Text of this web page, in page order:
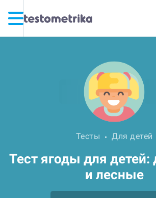
Тесты Для детей
Тест ягоды для
и лесные